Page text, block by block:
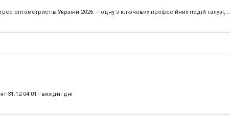
оптометристів України 2026 — одну з ключових професійних подій галузі,...
31.12-04.01 - вихідні дні